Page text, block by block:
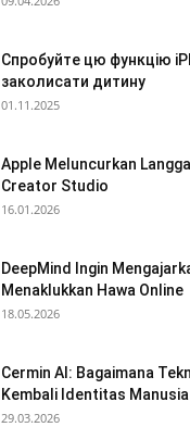
Спробуйте цю функцію
заколисати дитину
01.11.2025
Apple Meluncurkan
Creator Studio
16.01.2026
DeepMind Ingin
Menaklukkan Hawa Online
18.05.2026
Cermin AI: Bagaimana
Kembali Identitas Manusia
29.03.2026